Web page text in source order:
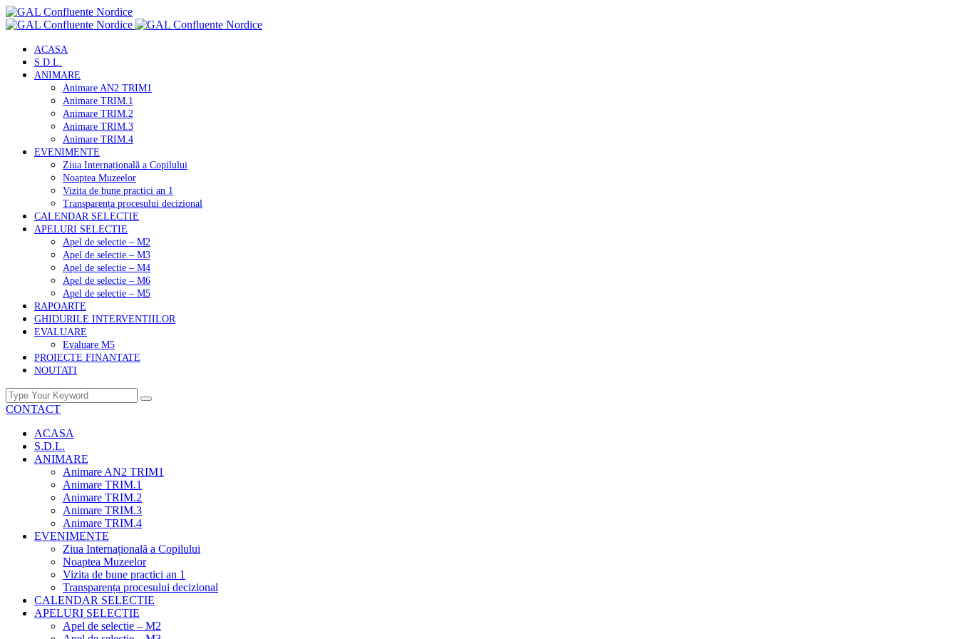
ACASA
S.D.L.
ANIMARE
Animare AN2 TRIM1
Animare TRIM.1
Animare TRIM.2
Animare TRIM.3
Animare TRIM.4
EVENIMENTE
Ziua Internațională a Copilului
Noaptea Muzeelor
Vizita de bune practici an 1
Transparența procesului decizional
CALENDAR SELECTIE
APELURI SELECTIE
Apel de selectie – M2
Apel de selectie – M3
Apel de selectie – M4
Apel de selectie – M6
Apel de selectie – M5
RAPOARTE
GHIDURILE INTERVENTIILOR
EVALUARE
Evaluare M5
PROIECTE FINANTATE
NOUTATI
CONTACT
ACASA
S.D.L.
ANIMARE
Animare AN2 TRIM1
Animare TRIM.1
Animare TRIM.2
Animare TRIM.3
Animare TRIM.4
EVENIMENTE
Ziua Internațională a Copilului
Noaptea Muzeelor
Vizita de bune practici an 1
Transparența procesului decizional
CALENDAR SELECTIE
APELURI SELECTIE
Apel de selectie – M2